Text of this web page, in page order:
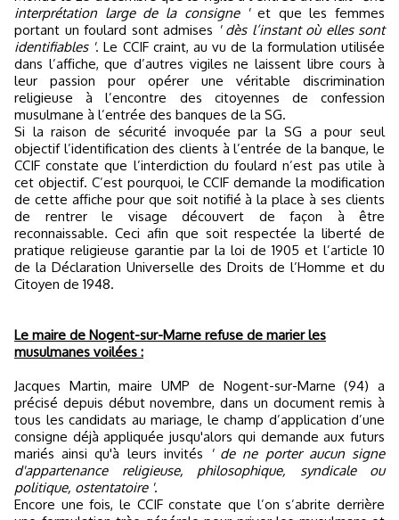
interprétation large de la consigne 'et que les femmes
portant un foulard sont admises ' dès l’instant où elles sont
identifiables '. Le CCIF craint, au vu de la formulation utilisée
dans l’affiche, que d’autres vigiles ne laissent libre cours à
leur passion pour opérer une véritable discrimination
religieuse à l’encontre des citoyennes de confession
musulmane à l’entrée des banques de la SG.
Si la raison de sécurité invoquée par la SG a pour seul
objectif l’identification des clients à l’entrée de la banque, le
CCIF constate que l’interdiction du foulard n’est pas utile à
cet objectif. C’est pourquoi, le CCIF demande la modification
de cette affiche pour que soit notifié à la place à ses clients
de rentrer le visage découvert de façon à être
reconnaissable. Ceci afin que soit respectée la liberté de
pratique religieuse garantie par la loi de 1905 et l’article 10
de la Déclaration Universelle des Droits de l’Homme et du
Citoyen de 1948.
Le maire de Nogent-sur-Marne refuse de marier les
musulmanes voilées :
Jacques Martin, maire UMP de Nogent-sur-Marne (94) a
précisé depuis début novembre, dans un document remis à
tous les candidats au mariage, le champ d’application d’une
consigne déjà appliquée jusqu'alors qui demande aux futurs
mariés ainsi qu'à leurs invités
' de ne porter aucun signe
d'appartenance religieuse, philosophique, syndicale ou
politique, ostentatoire ' .
Encore une fois, le CCIF constate que l’on s’abrite derrière